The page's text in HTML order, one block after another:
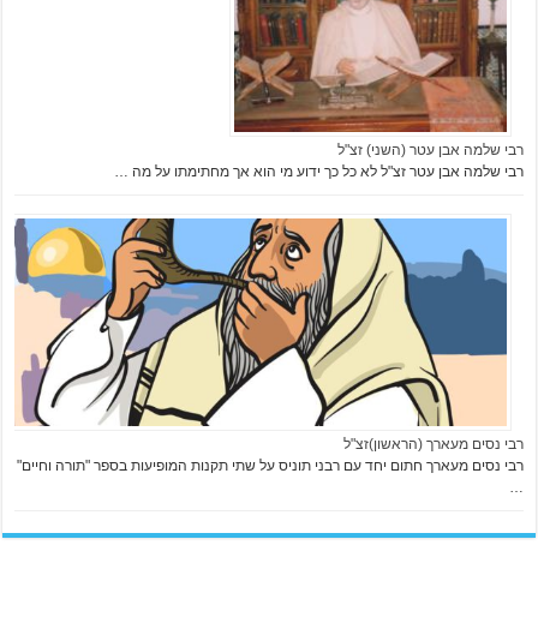
רבי שלמה אבן עטר (השני) זצ"ל
רבי שלמה אבן עטר זצ"ל לא כל כך ידוע מי הוא אך מחתימתו על מה …
רבי נסים מעארך (הראשון)זצ"ל
רבי נסים מעארך חתום יחד עם רבני תוניס על שתי תקנות המופיעות בספר "תורה וחיים"
…